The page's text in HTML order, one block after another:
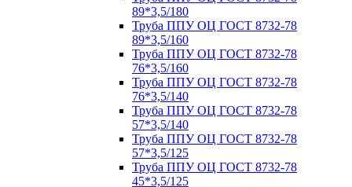
89*3,5/180
Труба ППУ ОЦ ГОСТ 8732-78
89*3,5/160
Труба ППУ ОЦ ГОСТ 8732-78
76*3,5/160
Труба ППУ ОЦ ГОСТ 8732-78
76*3,5/140
Труба ППУ ОЦ ГОСТ 8732-78
57*3,5/140
Труба ППУ ОЦ ГОСТ 8732-78
57*3,5/125
Труба ППУ ОЦ ГОСТ 8732-78
45*3,5/125